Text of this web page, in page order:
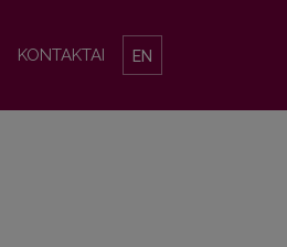
KONTAKTAI EN